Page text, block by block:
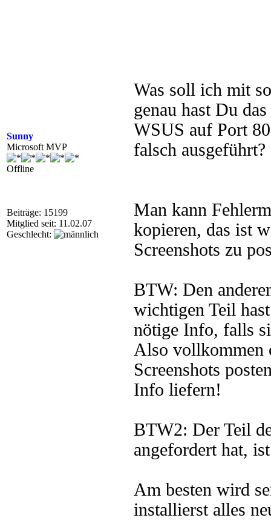
Sunny
Microsoft MVP
Offline
Beiträge: 15199
Mitglied seit: 11.02.07
Geschlecht:
Was soll ich mit
genau hast Du
WSUS auf Port
falsch ausgeführt?
Man kann
kopieren, das ist
Screenshots zu
BTW: Den
wichtigen Teil
nötige Info, falls
Also vollkommen
Screenshots
Info liefern!
BTW2: Der Teil
angefordert hat,
Am besten wird
installierst alles